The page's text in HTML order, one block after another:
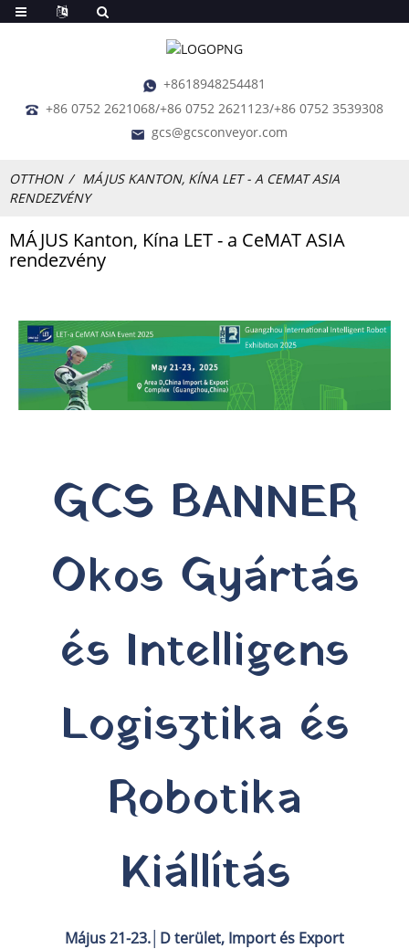
+8618948254481
+86 0752 2621068/+86 0752 2621123/+86 0752 3539308
gcs@gcsconveyor.com
OTTHON
MÁJUS KANTON, KÍNA LET - A CEMAT ASIA
RENDEZVÉNY
MÁJUS Kanton, Kína LET - a CeMAT ASIA
rendezvény
GCS BANNER
Okos Gyártás
és Intelligens
Logisztika és
Robotika
Kiállítás
Május 21-23.│D terület, Import és Export